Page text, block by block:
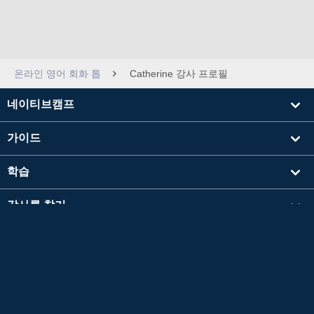
온라인 영어 회화 톱 Catherine 강사 프로필
네이티브캠프
가이드
학습
강사를 찾기